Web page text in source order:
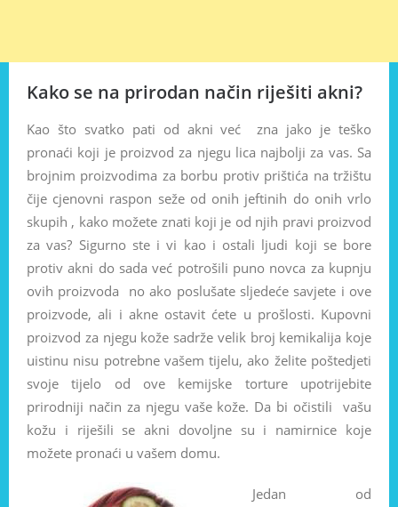
Kako se na prirodan način riješiti akni?
Kao što svatko pati od akni već zna jako je teško
pronaći koji je proizvod za njegu lica najbolji za vas. Sa
brojnim proizvodima za borbu protiv prištića na tržištu
čije cjenovni raspon seže od onih jeftinih do onih vrlo
skupih , kako možete znati koji je od njih pravi proizvod
za vas? Sigurno ste i vi kao i ostali ljudi koji se bore
protiv akni do sada već potrošili puno novca za kupnju
ovih proizvoda no ako poslušate sljedeće savjete i ove
proizvode, ali i akne ostavit ćete u prošlosti. Kupovni
proizvod za njegu kože sadrže velik broj kemikalija koje
uistinu nisu potrebne vašem tijelu, ako želite poštedjeti
svoje tijelo od ove kemijske torture upotrijebite
prirodniji način za njegu vaše kože. Da bi očistili vašu
kožu i riješili se akni dovoljne su i namirnice koje
možete pronaći u vašem domu.
Jedan od